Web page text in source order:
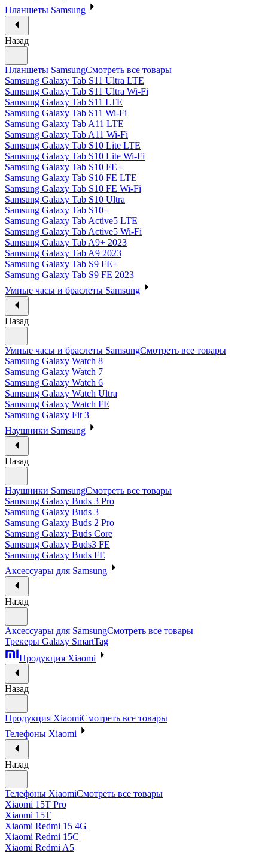
Планшеты Samsung
Назад
Планшеты SamsungСмотреть все товары
Samsung Galaxy Tab S11 Ultra LTE
Samsung Galaxy Tab S11 Ultra Wi-Fi
Samsung Galaxy Tab S11 LTE
Samsung Galaxy Tab S11 Wi-Fi
Samsung Galaxy Tab A11 LTE
Samsung Galaxy Tab A11 Wi-Fi
Samsung Galaxy Tab S10 Lite LTE
Samsung Galaxy Tab S10 Lite Wi-Fi
Samsung Galaxy Tab S10 FE+
Samsung Galaxy Tab S10 FE LTE
Samsung Galaxy Tab S10 FE Wi-Fi
Samsung Galaxy Tab S10 Ultra
Samsung Galaxy Tab S10+
Samsung Galaxy Tab Active5 LTE
Samsung Galaxy Tab Active5 Wi-Fi
Samsung Galaxy Tab A9+ 2023
Samsung Galaxy Tab A9 2023
Samsung Galaxy Tab S9 FE+
Samsung Galaxy Tab S9 FE 2023
Умные часы и браслеты Samsung
Назад
Умные часы и браслеты SamsungСмотреть все товары
Samsung Galaxy Watch 8
Samsung Galaxy Watch 7
Samsung Galaxy Watch 6
Samsung Galaxy Watch Ultra
Samsung Galaxy Watch FE
Samsung Galaxy Fit 3
Наушники Samsung
Назад
Наушники SamsungСмотреть все товары
Samsung Galaxy Buds 3 Pro
Samsung Galaxy Buds 3
Samsung Galaxy Buds 2 Pro
Samsung Galaxy Buds Core
Samsung Galaxy Buds3 FE
Samsung Galaxy Buds FE
Аксессуары для Samsung
Назад
Аксессуары для SamsungСмотреть все товары
Трекеры Galaxy SmartTag
Продукция Xiaomi
Назад
Продукция XiaomiСмотреть все товары
Телефоны Xiaomi
Назад
Телефоны XiaomiСмотреть все товары
Xiaomi 15T Pro
Xiaomi 15T
Xiaomi Redmi 15 4G
Xiaomi Redmi 15C
Xiaomi Redmi A5